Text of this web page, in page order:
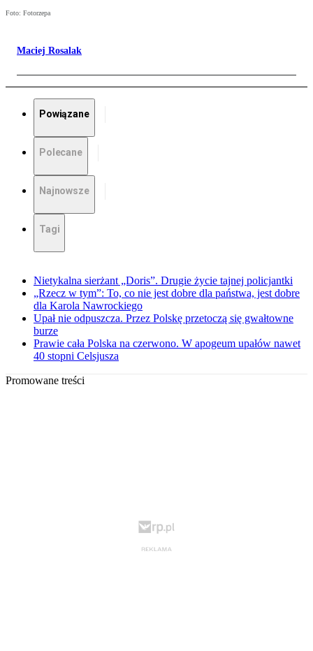
Foto: Fotorzepa
Maciej Rosalak
Powiązane
Polecane
Najnowsze
Tagi
Nietykalna sierżant „Doris”. Drugie życie tajnej policjantki
„Rzecz w tym”: To, co nie jest dobre dla państwa, jest dobre
dla Karola Nawrockiego
Upał nie odpuszcza. Przez Polskę przetoczą się gwałtowne
burze
Prawie cała Polska na czerwono. W apogeum upałów nawet
40 stopni Celsjusza
Promowane treści